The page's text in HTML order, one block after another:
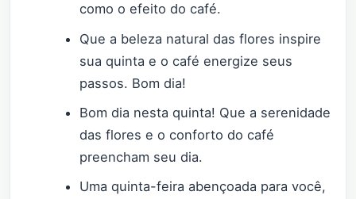
como o efeito do café.
Que a beleza natural das flores inspire
sua quinta e o café energize seus
passos. Bom dia!
Bom dia nesta quinta! Que a serenidade
das flores e o conforto do café
preencham seu dia.
Uma quinta-feira abençoada para você,